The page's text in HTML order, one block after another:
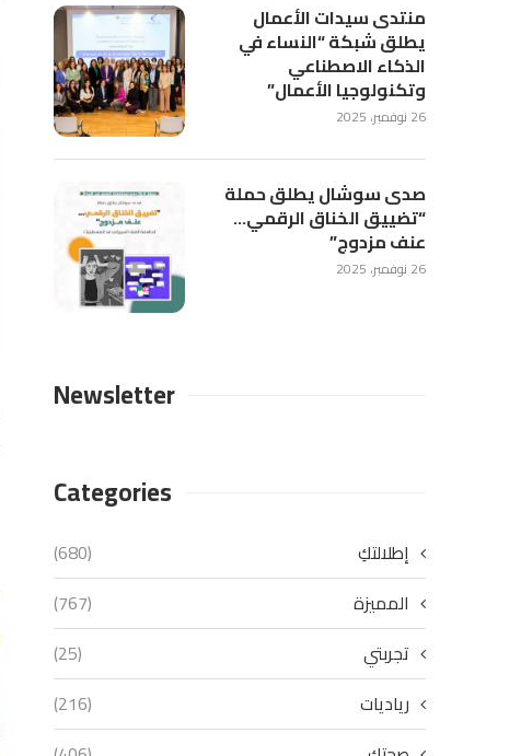
منتدى سيدات الأعمال
يطلق شبكة “النساء في
الذكاء الاصطناعي
وتكنولوجيا الأعمال”
26 نوفمبر، 2025
صدى سوشال يطلق حملة
“تضييق الخناق الرقمي…
عنف مزدوج”
26 نوفمبر، 2025
Newsletter
Categories
إطلالتكِ
(680)
المميزة
(767)
تجربتي
(25)
رياديات
(216)